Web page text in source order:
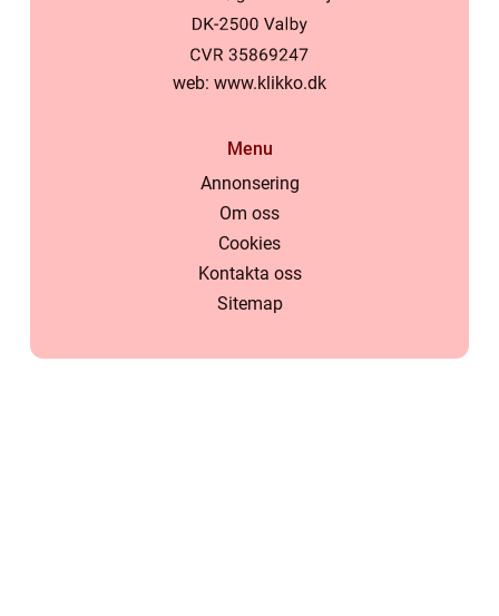
web: www.klikko.dk
Menu
Annonsering
Om oss
Cookies
Kontakta oss
Sitemap